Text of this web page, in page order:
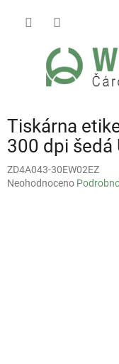
Tiskárna
300 dpi šedá
ZD4A043-30EW02EZ
Průměrné
Neohodnoceno